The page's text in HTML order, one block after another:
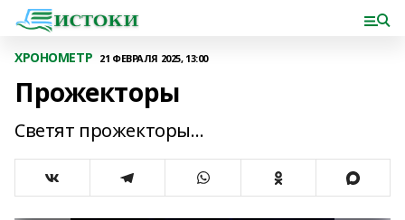
ХРОНОМЕТР 21 ФЕВРАЛЯ 2025, 13:00
Прожекторы
Светят прожекторы…